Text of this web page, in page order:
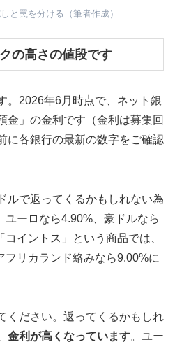
と罠を分ける（筆者作成）
の高さの値段です
。2026年6月時点で、ネット銀
金」の金利です（金利は募集回
に各銀行の最新の数字をご確認
ルで返ってくるかもしれない為
ユーロなら4.90%、豪ドルなら
イントス」という商品では、
フリカランド絡みなら9.00%に
ください。返ってくるかもしれ
金利が高くなっています。ユー